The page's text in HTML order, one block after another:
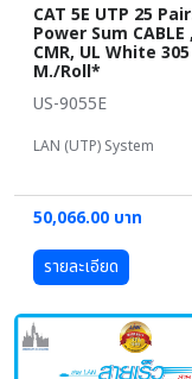
CAT 5E UTP 25
Power Sum CABLE ,
CMR, UL White 305
M./Roll*
US-9055E
LAN (UTP) System
50,066.00 บาท
รายละเอียด